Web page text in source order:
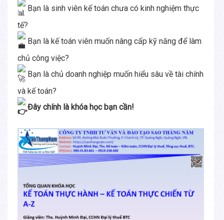
Bạn là sinh viên kế toán chưa có kinh nghiệm thực
tế?
Bạn là kế toán viên muốn nâng cấp kỹ năng để làm
chủ công việc?
Bạn là chủ doanh nghiệp muốn hiểu sâu về tài chính
và kế toán?
Đây chính là khóa học bạn cần!